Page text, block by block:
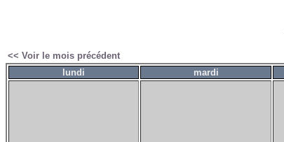
<< Voir le mois précédent
lundi
mardi